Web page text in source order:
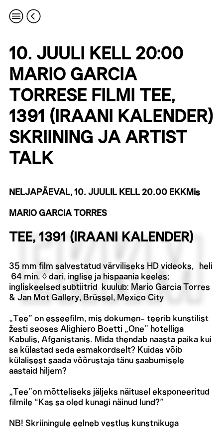
10. JUULI KELL 20:00
MARIO GARCIA
TORRESE FILMI TEE,
1391 (IRAANI KALENDER)
SKRIINING JA ARTIST
TALK
NELJAPÄEVAL, 10. JUULIL KELL 20.00 EKKMis
MARIO GARCIA TORRES
TEE, 1391 (IRAANI KALENDER)
35 mm film salvestatud värviliseks HD videoks, heli
64 min. ◊ dari, inglise ja hispaania keeles;
ingliskeelsed subtiitrid kuulub: Mario Garcia Torres
& Jan Mot Gallery, Brüssel, Mexico City
„Tee” on esseefilm, mis dokumen- teerib kunstilist
žesti seoses Alighiero Boetti „One” hotelliga
Kabulis, Afganistanis. Mida thendab naasta paika kui
sa külastad seda esmakordselt? Kuidas võib
külalisest saada võõrustaja tänu saabumisele
aastaid hiljem?
„Tee”on mõtteliseks jäljeks näitusel eksponeeritud
filmile “Kas sa oled kunagi näinud lund?”
NB! Skriiningule eelneb vestlus kunstnikuga